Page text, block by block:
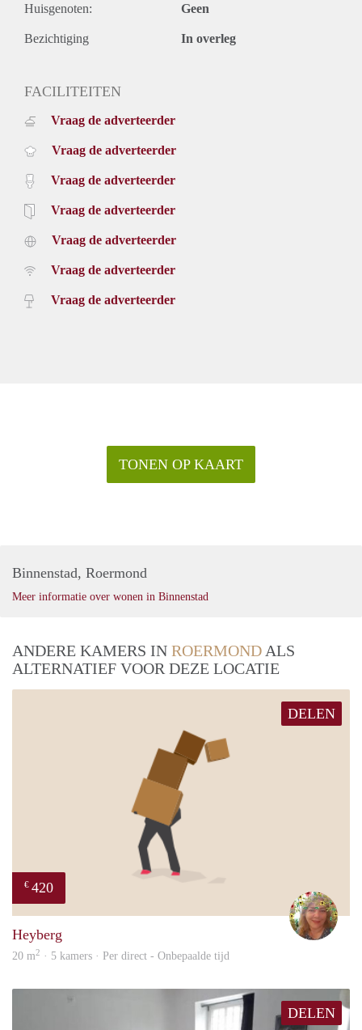
Huisgenoten: Geen
Bezichtiging In overleg
FACILITEITEN
Vraag de adverteerder
Vraag de adverteerder
Vraag de adverteerder
Vraag de adverteerder
Vraag de adverteerder
Vraag de adverteerder
Vraag de adverteerder
TONEN OP KAART
Binnenstad, Roermond
Meer informatie over wonen in Binnenstad
ANDERE KAMERS IN ROERMOND ALS
ALTERNATIEF VOOR DEZE LOCATIE
DELEN
€ 420
Heyberg
20 m2 · 5 kamers · Per direct - Onbepaalde tijd
DELEN